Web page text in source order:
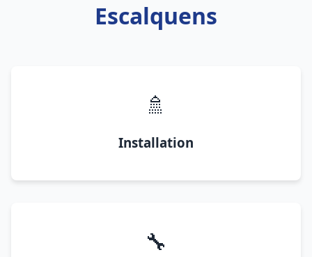
Escalquens
🚿
Installation
🔧